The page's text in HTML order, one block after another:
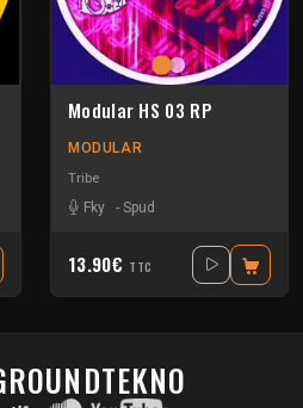
Modular HS 03 RP
MODULAR
Tribe
Fky
- Spud
13.90€ TTC